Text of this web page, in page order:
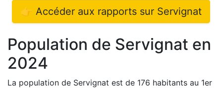
👉 Accéder aux rapports sur Servignat
Population de Servignat en
2024
La population de Servignat est de 176 habitants au 1er